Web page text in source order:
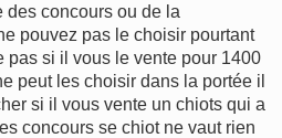
des concours ou de la
pouvez pas le choisir pourtant
pas si il vous le vente pour 1400
peut les choisir dans la portée il
si il vous vente un chiots qui a
concours se chiot ne vaut rien